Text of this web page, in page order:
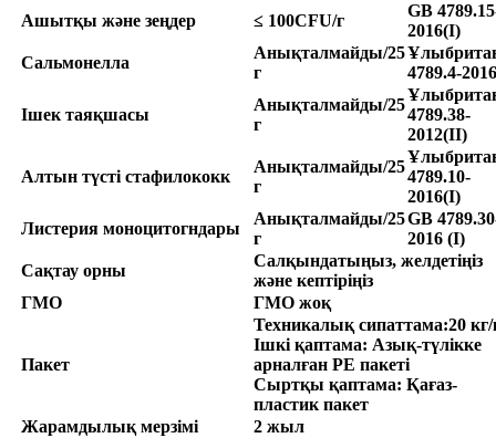
Ашытқы және зеңдер
≤ 100CFU/г
GB
2016(I)
Сальмонелла
Анықталмайды/25
г
4789.4-2016
Ішек таяқшасы
Анықталмайды/25
г
4789.38-
2012(II)
Алтын түсті стафилококк
Анықталмайды/25
г
4789.10-
2016(I)
Листерия моноцитогндары
Анықталмайды/25
г
GB
2016 (I)
Сақтау орны
Салқындатыңыз, желдетіңіз
және кептіріңіз
ГМО
ГМО жоқ
Пакет
Техникалық сипаттама:20
Ішкі қаптама: Азық-түлікке
арналған PE пакеті
Сыртқы қаптама: Қағаз-
пластик пакет
Жарамдылық мерзімі
2 жыл